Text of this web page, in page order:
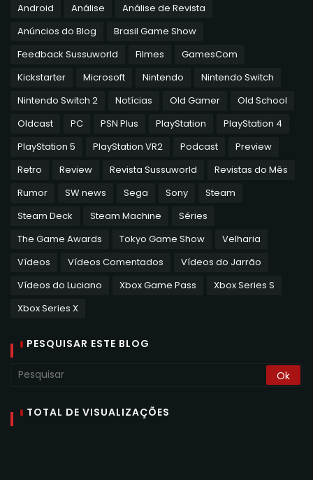
Android Análise
Análise de Revista
Anúncios do Blog
Brasil Game Show
Feedback Sussuworld
Filmes
GamesCom
Kickstarter
Microsoft Nintendo
Nintendo Switch
Nintendo Switch 2
Notícias Old Gamer
Old School
Oldcast
PC PSN Plus PlayStation
PlayStation 4
PlayStation 5
PlayStation VR2 Podcast
Preview
Retro
Review Revista Sussuworld
Revistas do Mês
Rumor
SW news Sega Sony
Steam
Steam Deck
Steam Machine
Séries
The Game Awards
Tokyo Game Show
Velharia
Vídeos
Vídeos Comentados
Vídeos do Jarrão
Vídeos do Luciano
Xbox Game Pass
Xbox Series S
Xbox Series X
PESQUISAR ESTE BLOG
TOTAL DE VISUALIZAÇÕES